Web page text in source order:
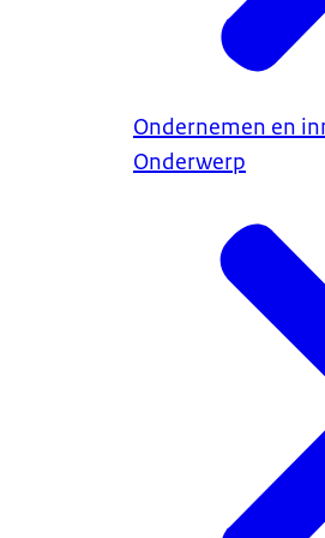
Ondernemen en
Onderwerp